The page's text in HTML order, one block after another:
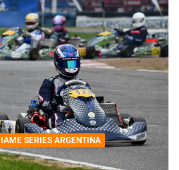
IAME SERIES ARGENTINA